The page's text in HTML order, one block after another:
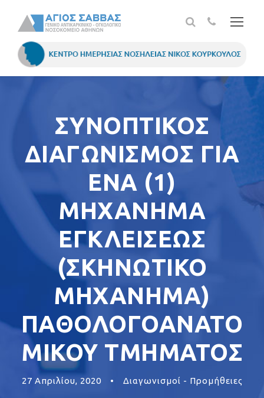
ΣΥΝΟΠΤΙΚΟΣ
ΔΙΑΓΩΝΙΣΜΟΣ ΓΙΑ
ENA (1)
MHXANHMA
EΓΚΛΕΙΣΕΩΣ
(ΣΚΗΝΩΤΙΚΟ
ΜΗΧΑΝΗΜΑ)
ΠΑΘΟΛΟΓΟΑΝΑΤΟ
ΜΙΚΟΥ ΤΜΗΜΑΤΟΣ
27 Απριλίου, 2020 • Διαγωνισμοί - Προμήθειες